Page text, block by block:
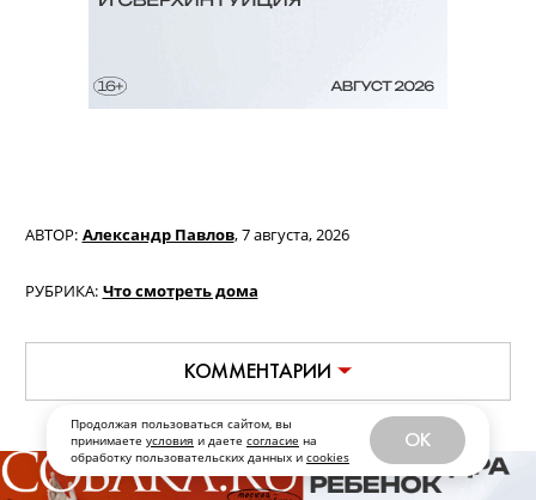
Продолжая пользоваться сайтом, вы
принимаете условия и даете согласие на
обработку пользовательских данных и cookies
OK